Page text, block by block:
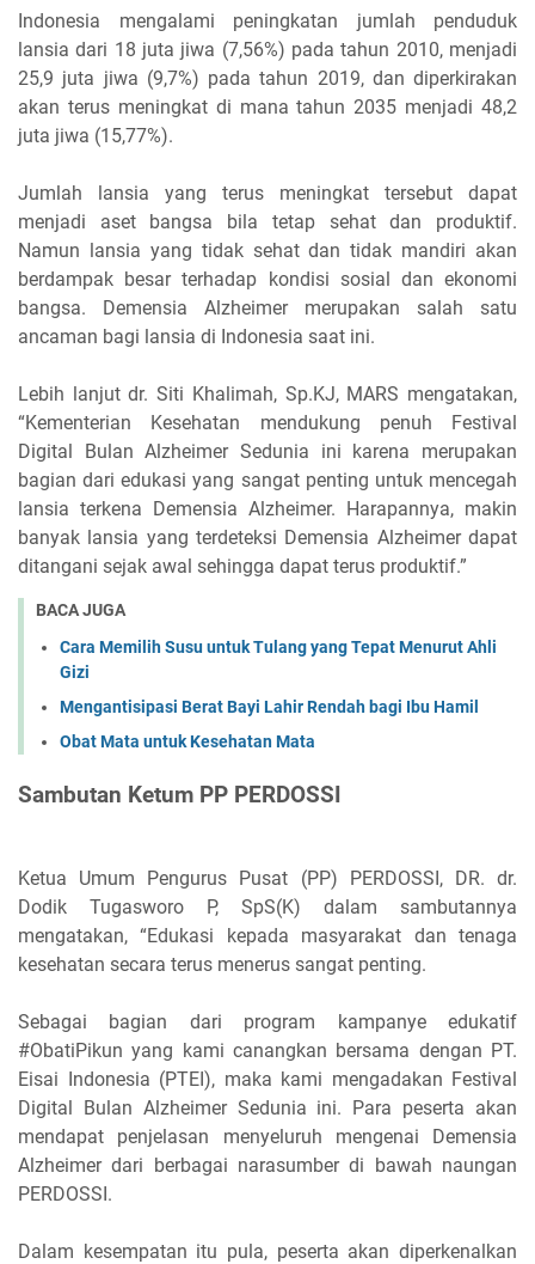
Indonesia mengalami peningkatan jumlah penduduk
lansia dari 18 juta jiwa (7,56%) pada tahun 2010, menjadi
25,9 juta jiwa (9,7%) pada tahun 2019, dan diperkirakan
akan terus meningkat di mana tahun 2035 menjadi 48,2
juta jiwa (15,77%).
Jumlah lansia yang terus meningkat tersebut dapat
menjadi aset bangsa bila tetap sehat dan produktif.
Namun lansia yang tidak sehat dan tidak mandiri akan
berdampak besar terhadap kondisi sosial dan ekonomi
bangsa. Demensia Alzheimer merupakan salah satu
ancaman bagi lansia di Indonesia saat ini.
Lebih lanjut dr. Siti Khalimah, Sp.KJ, MARS mengatakan,
“Kementerian Kesehatan mendukung penuh Festival
Digital Bulan Alzheimer Sedunia ini karena merupakan
bagian dari edukasi yang sangat penting untuk mencegah
lansia terkena Demensia Alzheimer. Harapannya, makin
banyak lansia yang terdeteksi Demensia Alzheimer dapat
ditangani sejak awal sehingga dapat terus produktif.”
BACA JUGA
Cara Memilih Susu untuk Tulang yang Tepat Menurut Ahli
Gizi
Mengantisipasi Berat Bayi Lahir Rendah bagi Ibu Hamil
Obat Mata untuk Kesehatan Mata
Sambutan Ketum PP PERDOSSI
Ketua Umum Pengurus Pusat (PP) PERDOSSI, DR. dr.
Dodik Tugasworo P, SpS(K) dalam sambutannya
mengatakan, “Edukasi kepada masyarakat dan tenaga
kesehatan secara terus menerus sangat penting.
Sebagai bagian dari program kampanye edukatif
#ObatiPikun yang kami canangkan bersama dengan PT.
Eisai Indonesia (PTEI), maka kami mengadakan Festival
Digital Bulan Alzheimer Sedunia ini. Para peserta akan
mendapat penjelasan menyeluruh mengenai Demensia
Alzheimer dari berbagai narasumber di bawah naungan
PERDOSSI.
Dalam kesempatan itu pula, peserta akan diperkenalkan